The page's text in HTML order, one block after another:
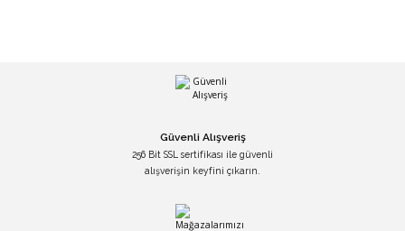
Güvenli Alışveriş
256 Bit SSL sertifikası ile güvenli
alışverişin keyfini çıkarın.